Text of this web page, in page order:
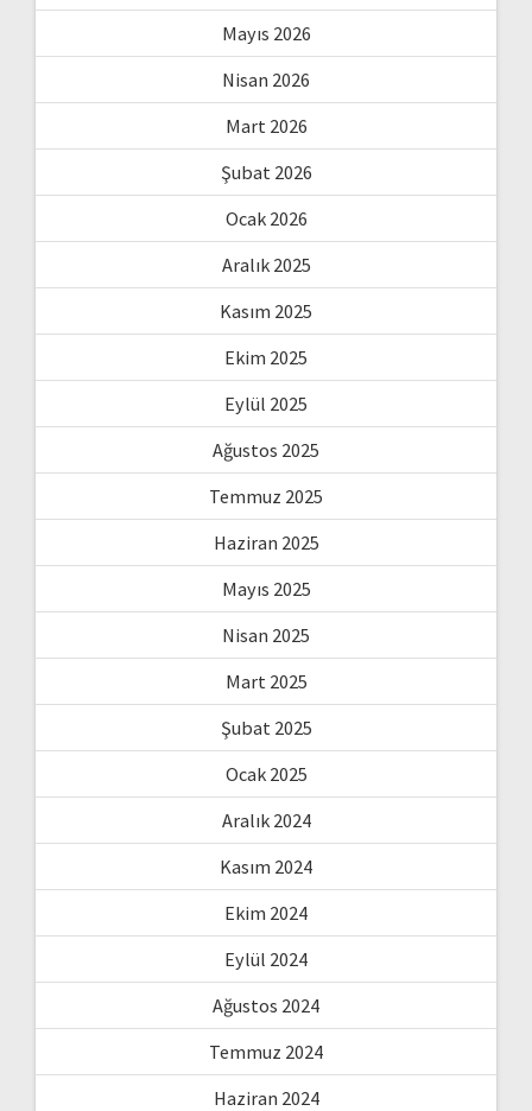
Mayıs 2026
Nisan 2026
Mart 2026
Şubat 2026
Ocak 2026
Aralık 2025
Kasım 2025
Ekim 2025
Eylül 2025
Ağustos 2025
Temmuz 2025
Haziran 2025
Mayıs 2025
Nisan 2025
Mart 2025
Şubat 2025
Ocak 2025
Aralık 2024
Kasım 2024
Ekim 2024
Eylül 2024
Ağustos 2024
Temmuz 2024
Haziran 2024